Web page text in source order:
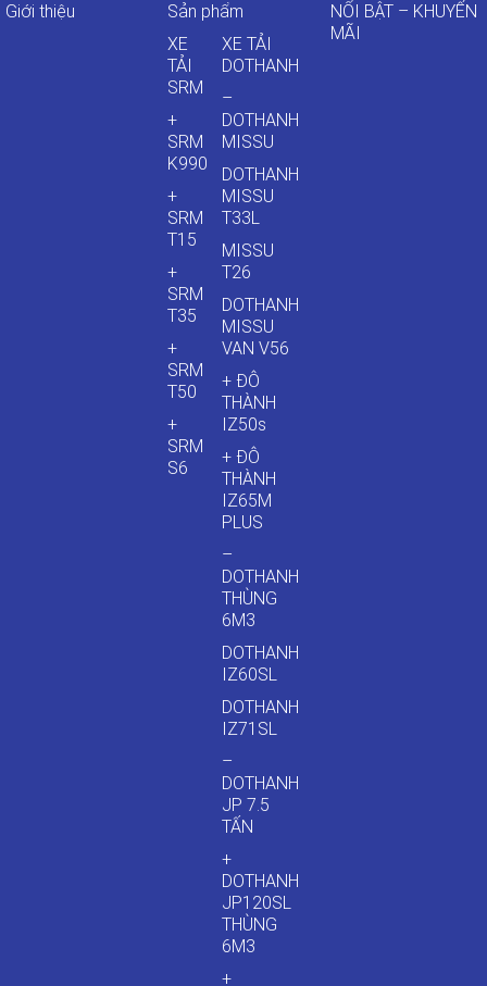
Giới thiệu
Sản phẩm
XE
TẢI
SRM
+
SRM
K990
+
SRM
T15
+
SRM
T35
+
SRM
T50
+
SRM
S6
XE TẢI
DOTHANH
–
DOTHANH
MISSU
DOTHANH
MISSU
T33L
MISSU
T26
DOTHANH
MISSU
VAN V56
+ ĐÔ
THÀNH
IZ50s
+ ĐÔ
THÀNH
IZ65M
PLUS
–
DOTHANH
THÙNG
6M3
DOTHANH
IZ60SL
DOTHANH
IZ71SL
–
DOTHANH
JP 7.5
TẤN
+
DOTHANH
JP120SL
THÙNG
6M3
+
NỔI BẬT – KHUYẾN
MÃI